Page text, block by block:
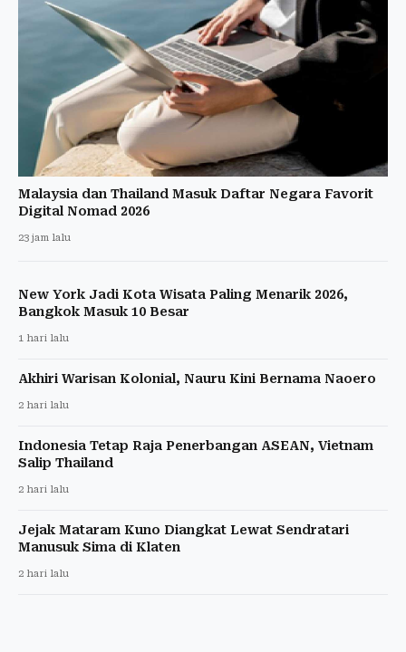
Malaysia dan Thailand Masuk Daftar Negara Favorit
Digital Nomad 2026
23 jam lalu
New York Jadi Kota Wisata Paling Menarik 2026,
Bangkok Masuk 10 Besar
1 hari lalu
Akhiri Warisan Kolonial, Nauru Kini Bernama Naoero
2 hari lalu
Indonesia Tetap Raja Penerbangan ASEAN, Vietnam
Salip Thailand
2 hari lalu
Jejak Mataram Kuno Diangkat Lewat Sendratari
Manusuk Sima di Klaten
2 hari lalu